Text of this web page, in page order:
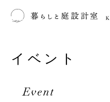
イベント
Event